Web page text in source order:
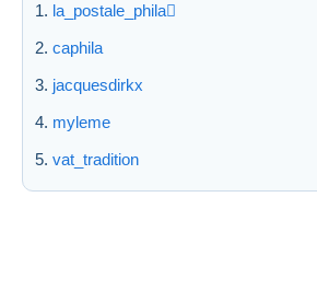
la_postale_phila
caphila
jacquesdirkx
myleme
vat_tradition